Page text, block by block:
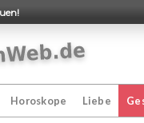
Horoskope Liebe